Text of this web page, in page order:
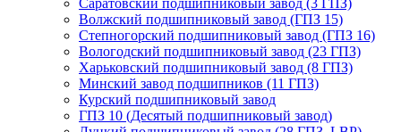
Саратовский подшипниковый завод (3 ГПЗ)
Волжский подшипниковый завод (ГПЗ 15)
Степногорский подшипниковый завод (ГПЗ 16)
Вологодский подшипниковый завод (23 ГПЗ)
Харьковский подшипниковый завод (8 ГПЗ)
Минский завод подшипников (11 ГПЗ)
Курский подшипниковый завод
ГПЗ 10 (Десятый подшипниковый завод)